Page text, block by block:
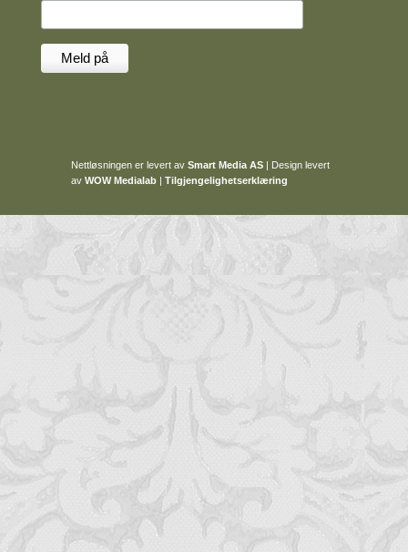
Nettløsningen er levert avSmart Media AS | Design levert
avWOW Medialab |Tilgjengelighetserklæring